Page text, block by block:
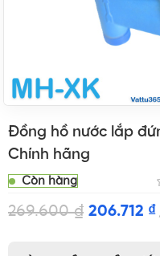
Đồng hồ nước lắp
Chính hãng
Còn hàng
269.600₫ 206.712 ₫